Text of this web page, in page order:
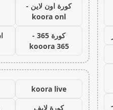
كورة اون لاين -
koora onl
كورة 365 -
kooora 365
koora live
كورة لايف